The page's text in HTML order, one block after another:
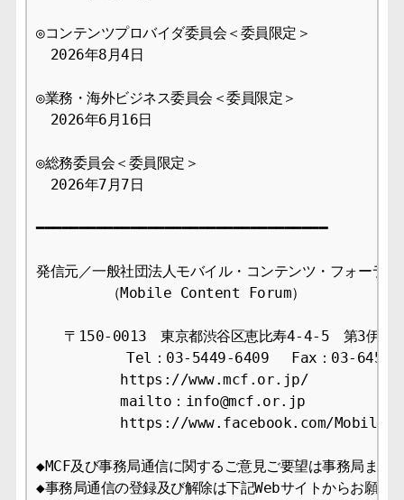
◎コンテンツプロバイダ委員会＜委員限定＞
2026年8月4日
◎業務・海外ビジネス委員会＜委員限定＞
2026年6月16日
◎総務委員会＜委員限定＞
2026年7月7日
━━━━━━━━━━━━━━━━━━━━━━━━━━━━━━━━━━
発信元／一般社団法人モバイル・コンテンツ・フォーラム
（Mobile Content Forum）
〒150-0013　東京都渋谷区恵比寿4-4-5　第3伊藤
Tel：03-5449-6409　 Fax：03-6456-
https://www.mcf.or.jp/
mailto：info@mcf.or.jp
https://www.facebook.com/
◆MCF及び事務局通信に関するご意見ご要望は事務局まで
◆事務局通信の登録及び解除は下記Webサイトからお願い